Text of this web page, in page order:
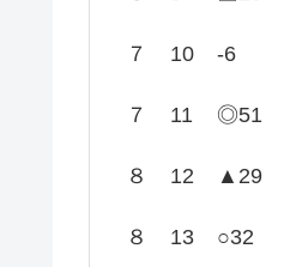
７ 10 -6
７ 11 ◎51
８ 12 ▲29
８ 13 ○32